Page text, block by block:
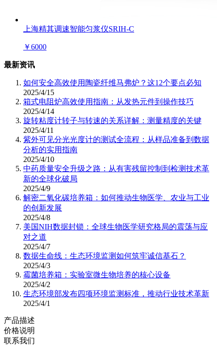
上海精其调速智能匀浆仪SRIH-C
￥6000
最新资讯
如何安全高效使用陶瓷纤维马弗炉？这12个要点必知
2025/4/15
箱式电阻炉高效使用指南：从发热元件到操作技巧
2025/4/14
旋转粘度计转子与转速的关系详解：测量精度的关键
2025/4/11
紫外可见分光光度计的测试全流程：从样品准备到数据
分析的实用指南
2025/4/10
中药质量安全升级之路：从有害残留控制到检测技术革
新的全球化破局
2025/4/9
解密二氧化碳培养箱：如何推动生物医学、农业与工业
的创新发展
2025/4/8
美国NIH数据封锁：全球生物医学研究格局的震荡与应
对之道
2025/4/7
数据生命线：生态环境监测如何筑牢诚信基石？
2025/4/3
霉菌培养箱：实验室微生物培养的核心设备
2025/4/2
生态环境部发布四项环境监测标准，推动行业技术革新
2025/4/1
产品描述
价格说明
联系我们